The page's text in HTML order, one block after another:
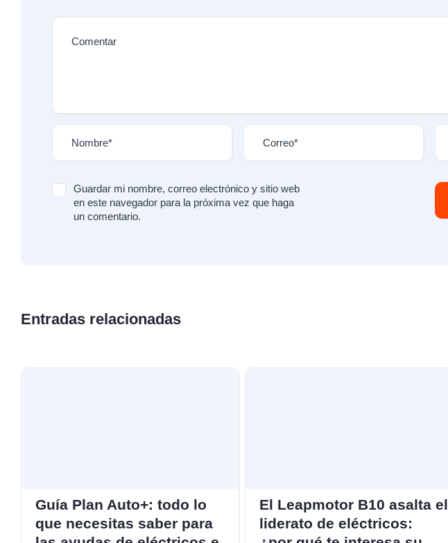
Guardar mi nombre, correo electrónico y sitio web
en este navegador para la próxima vez que haga
un comentario.
Entradas relacionadas
Guía Plan Auto+: todo lo
que necesitas saber para
El Leapmotor B10 asalta el
liderato de eléctricos: